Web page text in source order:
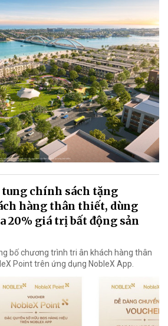
tung chính sách tặng
hàng thân thiết, dùng
20% giá trị bất động sản
bố chương trình tri ân khách hàng thân
Point trên ứng dụng NobleX App.